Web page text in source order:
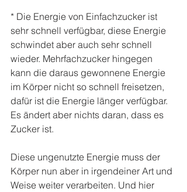
* Die Energie von Einfachzucker ist
sehr schnell verfügbar, diese Energie
schwindet aber auch sehr schnell
wieder. Mehrfachzucker hingegen
kann die daraus gewonnene Energie
im Körper nicht so schnell freisetzen,
dafür ist die Energie länger verfügbar.
Es ändert aber nichts daran, dass es
Zucker ist.
Diese ungenutzte Energie muss der
Körper nun aber in irgendeiner Art und
Weise weiter verarbeiten. Und hier